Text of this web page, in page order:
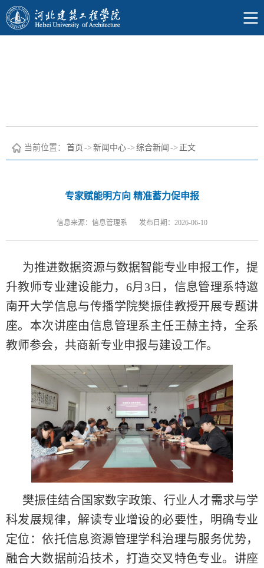
当前位置： 首页 -> 新闻中心-> 综合新闻 -> 正文
专家赋能明方向 精准蓄力促申报
信息来源：信息管理系 发布日期：2026-06-10
为推进数据资源与数据智能专业申报工作，提
升教师专业建设能力，6月3日，信息管理系特邀
南开大学信息与传播学院樊振佳教授开展专题讲
座。本次讲座由信息管理系主任王赫主持，全系
教师参会，共商新专业申报与建设工作。
樊振佳结合国家数字政策、行业人才需求与学
科发展规律，解读专业增设的必要性，明确专业
定位：依托信息资源管理学科治理与服务优势，
融合大数据前沿技术，打造交叉特色专业。讲座